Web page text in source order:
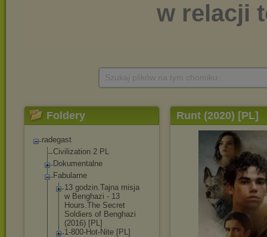
Foldery
radegast
Civilization 2 PL
Dokumentalne
Fabularne
13 godzin.Tajna misja
w Benghazi - 13
Hours.The Secret
Soldiers of Benghazi
(2016) [PL]
1-800-Hot-Nite [PL]
Runt (2020) [PL]